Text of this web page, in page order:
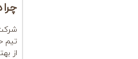
تیم
از